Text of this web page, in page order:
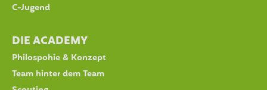
C-Jugend
DIE ACADEMY
Philospohie & Konzept
Team hinter dem Team